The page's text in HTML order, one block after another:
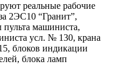
реальные рабочие
2ЭС10 “Гранит”,
пульта машиниста,
усл. № 130, крана
блоков индикации
блока ламп